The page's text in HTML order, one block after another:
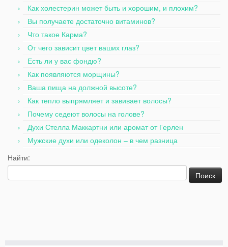
Как холестерин может быть и хорошим, и плохим?
Вы получаете достаточно витаминов?
Что такое Карма?
От чего зависит цвет ваших глаз?
Есть ли у вас фондю?
Как появляются морщины?
Ваша пища на должной высоте?
Как тепло выпрямляет и завивает волосы?
Почему седеют волосы на голове?
Духи Стелла Маккартни или аромат от Герлен
Мужские духи или одеколон – в чем разница
Найти: